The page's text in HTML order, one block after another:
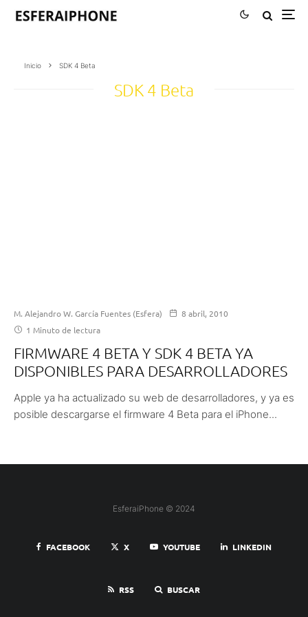
Inicio SDK 4 Beta
SDK 4 Beta
M. Alejandro W. García Fuentes (Esfera)
8 abril, 2010
1 Minuto de lectura
FIRMWARE 4 BETA Y SDK 4 BETA YA
DISPONIBLES PARA DESARROLLADORES
Apple ya ha actualizado su web de desarrolladores, y ya es
posible descargarse el firmware 4 Beta para el iPhone...
EsferaiPhone © 2024
FACEBOOK X YOUTUBE LINKEDIN
RSS BUSCAR